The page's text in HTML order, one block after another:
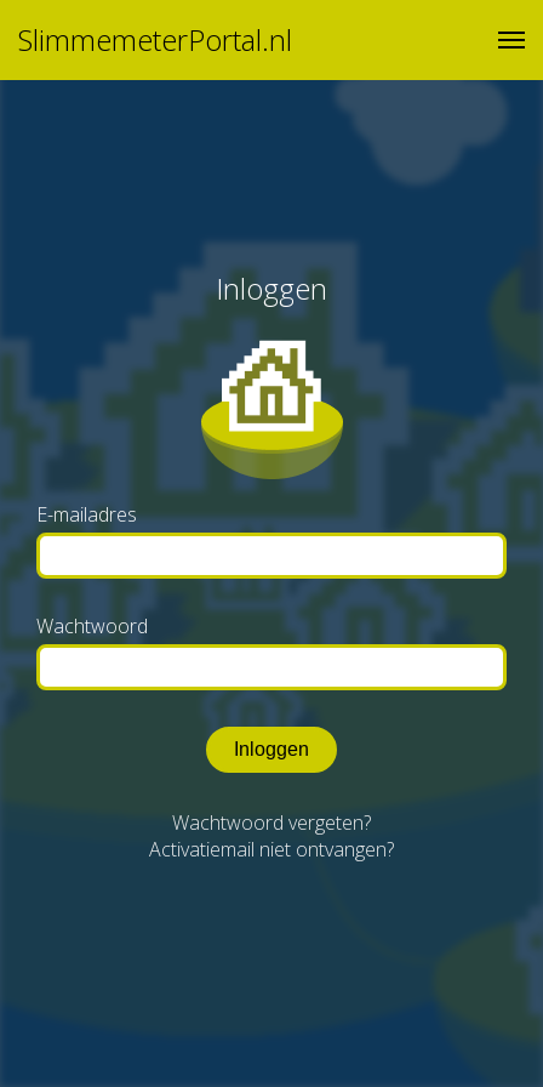
SlimmemeterPortal.nl
Inloggen
E-mailadres
Wachtwoord
Inloggen
Wachtwoord vergeten?
Activatiemail niet ontvangen?